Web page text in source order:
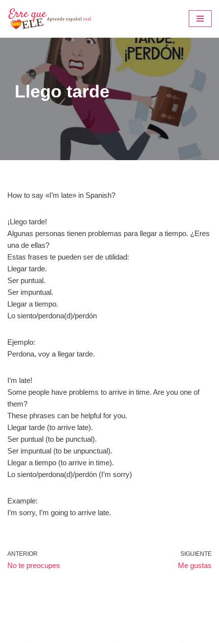
Saltar
al
Llego tarde
How to say «I’m late» in Spanish?
¡Llego tarde!
Algunas personas tienen problemas para llegar a tiempo. ¿Eres
una de ellas?
Estas frases te pueden ser de utilidad:
Llegar tarde.
Ser puntual.
Ser impuntual.
Llegar a tiempo.
Lo siento/perdona(d)/perdón
Ejemplo:
Perdona, voy a llegar tarde.
I’m late!
Some people have problems to arrive in time. Are you one of
them?
These phrases can be helpful for you.
Llegar tarde (to arrive late).
Ser puntual (to be punctual).
Ser impuntual (to be unpunctual).
Llegar a tiempo (to arrive in time).
Lo siento/perdona(d)/perdón (I’m sorry)
Example:
I’m sorry, I’m going to arrive late.
ANTERIOR
No te preocupes
SIGUIENTE
Me gustas